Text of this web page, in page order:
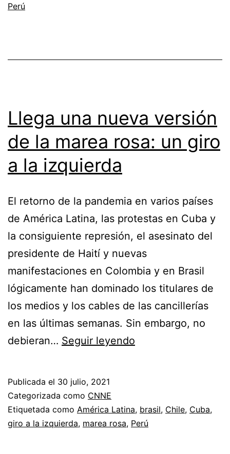
Perú
Llega una nueva versión
de la marea rosa: un giro
a la izquierda
El retorno de la pandemia en varios países
de América Latina, las protestas en Cuba y
la consiguiente represión, el asesinato del
presidente de Haití y nuevas
manifestaciones en Colombia y en Brasil
lógicamente han dominado los titulares de
los medios y los cables de las cancillerías
en las últimas semanas. Sin embargo, no
debieran… Seguir leyendo
de
la
Publicada el 30 julio, 2021
Categorizada como CNNE
Etiquetada como América Latina, brasil, Chile, Cuba,
giro a la izquierda, marea rosa, Perú